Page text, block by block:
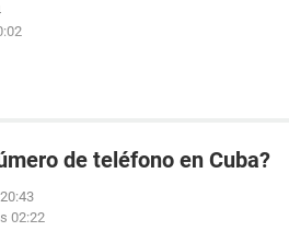
de teléfono en Cuba?
02:22